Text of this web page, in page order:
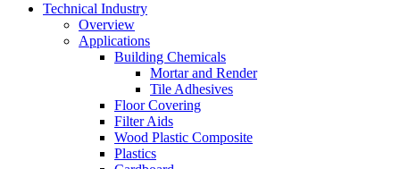
Technical Industry
Overview
Applications
Building Chemicals
Mortar and Render
Tile Adhesives
Floor Covering
Filter Aids
Wood Plastic Composite
Plastics